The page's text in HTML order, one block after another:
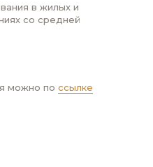
в жилых и
со средней
можно по ссылке